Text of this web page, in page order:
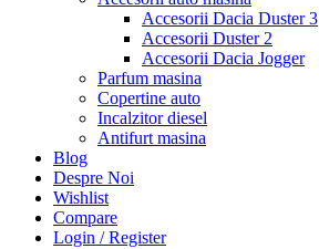
Accesorii Dacia Duster 3
Accesorii Duster 2
Accesorii Dacia Jogger
Parfum masina
Copertine auto
Incalzitor diesel
Antifurt masina
Blog
Despre Noi
Wishlist
Compare
Login / Register